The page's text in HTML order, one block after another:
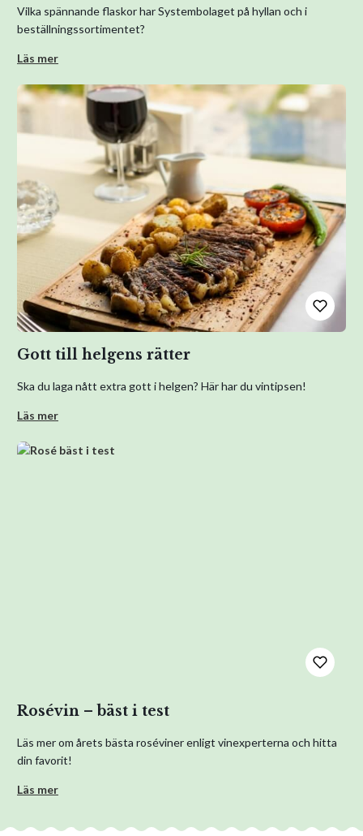
Vilka spännande flaskor har Systembolaget på hyllan och i
beställningssortimentet?
Läs mer
Gott till helgens rätter
Ska du laga nått extra gott i helgen? Här har du vintipsen!
Läs mer
Rosévin – bäst i test
Läs mer om årets bästa roséviner enligt vinexperterna och hitta
din favorit!
Läs mer